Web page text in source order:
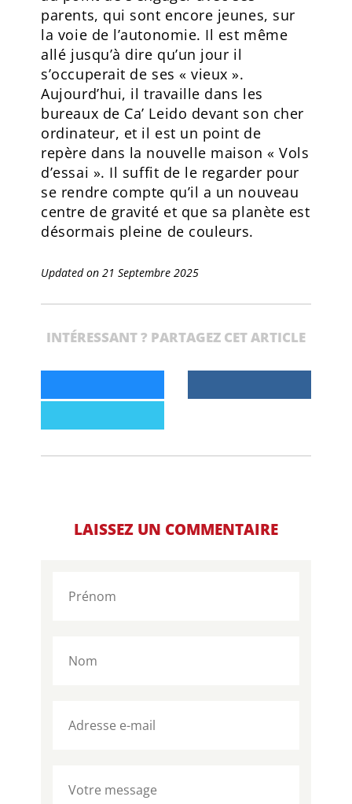
parents, qui sont encore jeunes, sur
la voie de l’autonomie. Il est même
allé jusqu’à dire qu’un jour il
s’occuperait de ses « vieux ».
Aujourd’hui, il travaille dans les
bureaux de Ca’ Leido devant son cher
ordinateur, et il est un point de
repère dans la nouvelle maison « Vols
d’essai ». Il suffit de le regarder pour
se rendre compte qu’il a un nouveau
centre de gravité et que sa planète est
désormais pleine de couleurs.
Updated on 21 Septembre 2025
INTÉRESSANT ? PARTAGEZ CET ARTICLE
LAISSEZ UN COMMENTAIRE